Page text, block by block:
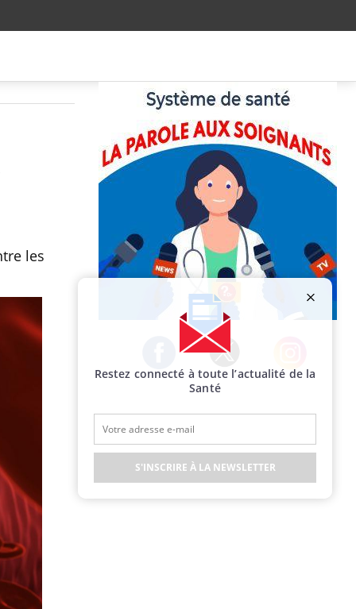
les
Facebook Twitter Instagram
Restez connecté à toute l’actualité de la
Santé
S'INSCRIRE À LA NEWSLETTER